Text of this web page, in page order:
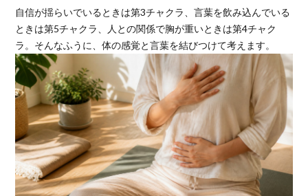
自信が揺らいでいるときは第3チャクラ、言葉を飲み込んでいる
ときは第5チャクラ、人との関係で胸が重いときは第4チャク
ラ。そんなふうに、体の感覚と言葉を結びつけて考えます。